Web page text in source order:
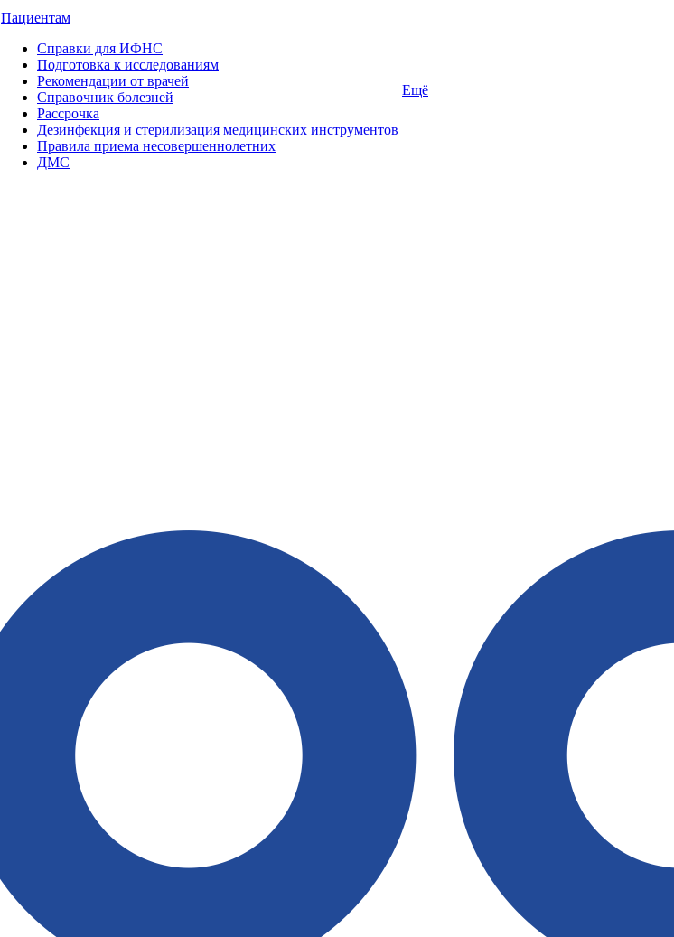
Пациентам
Справки для ИФНС
Подготовка к исследованиям
Рекомендации от врачей
Справочник болезней
Рассрочка
Дезинфекция и стерилизация медицинских инструментов
Правила приема несовершеннолетних
ДМС
Ещё